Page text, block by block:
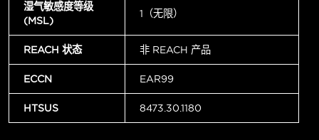
湿气敏感度等级
(MSL)
1（无限）
REACH 状态 非 REACH 产品
ECCN EAR99
HTSUS 8473.30.1180